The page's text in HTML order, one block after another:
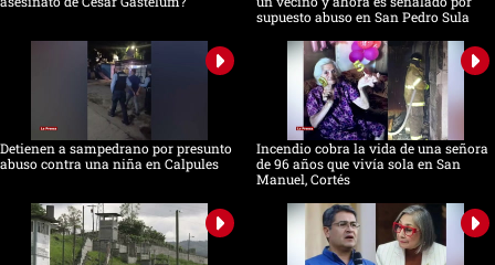
supuesto abuso en San Pedro Sula
Detienen a sampedrano por presunto
abuso contra una niña en Calpules
Incendio cobra la vida de una señora
de 96 años que vivía sola en San
Manuel, Cortés